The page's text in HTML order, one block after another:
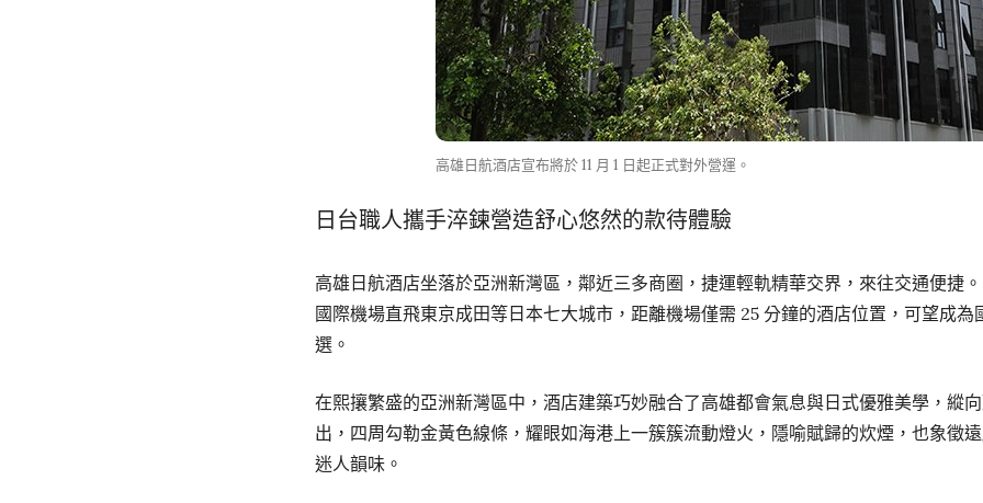
高雄日航酒店宣布將於 11 月 1 日起正式對外營運。
日台職人攜手淬鍊營造舒心悠然的款待體驗
高雄日航酒店坐落於亞洲新灣區，鄰近三多商圈，捷運輕軌精華交界，來往交通便捷
國際機場直飛東京成田等日本七大城市，距離機場僅需 25 分鐘的酒店位置，可望成
選。
在熙攘繁盛的亞洲新灣區中，酒店建築巧妙融合了高雄都會氣息與日式優雅美學，縱
出，四周勾勒金黃色線條，耀眼如海港上一簇簇流動燈火，隱喻賦歸的炊煙，也象徵
迷人韻味。